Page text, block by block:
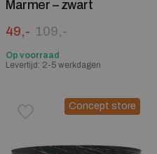
Marmer – zwart
109,-
Oorspronkelijke prijs
49,-
Huidige prijs is: 49,-.
Op voorraad
Levertijd: 2-5 werkdagen
Concept store
Toevoegen aan
Verwijderen van verlanglijst